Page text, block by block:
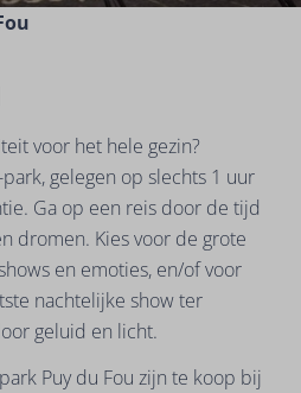
voor het hele gezin?
gelegen op slechts 1 uur
Ga op een reis door de tijd
dromen. Kies voor de grote
en emoties, en/of voor
nachtelijke show ter
geluid en licht.
Puy du Fou zijn te koop bij